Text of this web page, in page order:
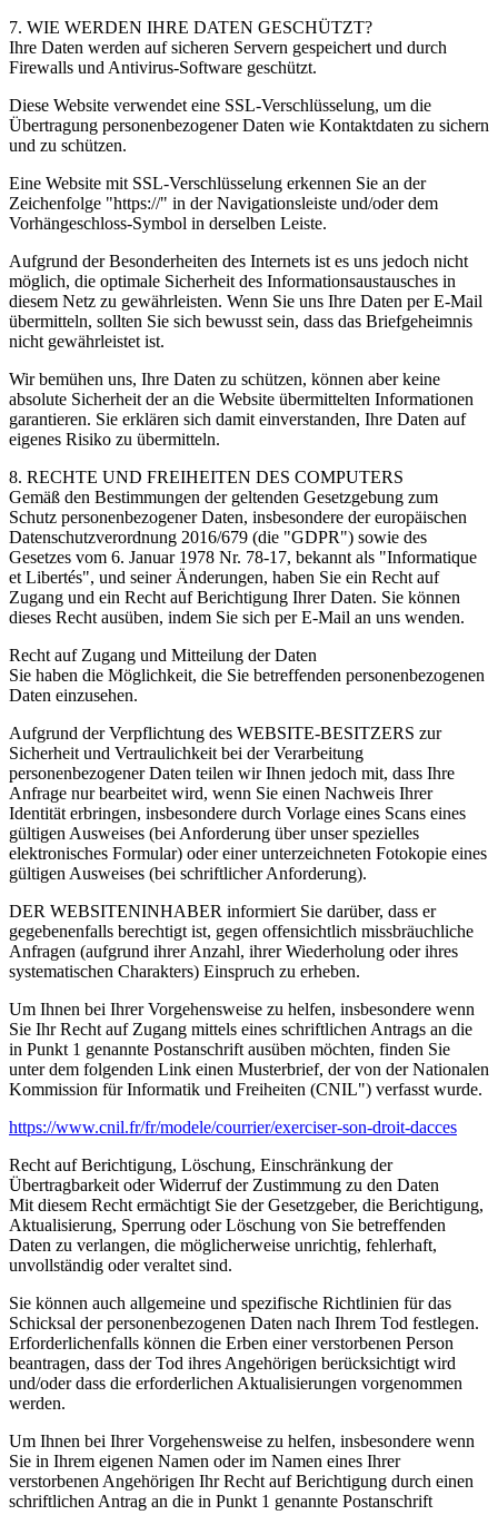
7. WIE WERDEN IHRE DATEN GESCHÜTZT?
Ihre Daten werden auf sicheren Servern gespeichert und durch
Firewalls und Antivirus-Software geschützt.
Diese Website verwendet eine SSL-Verschlüsselung, um die
Übertragung personenbezogener Daten wie Kontaktdaten zu sichern
und zu schützen.
Eine Website mit SSL-Verschlüsselung erkennen Sie an der
Zeichenfolge "https://" in der Navigationsleiste und/oder dem
Vorhängeschloss-Symbol in derselben Leiste.
Aufgrund der Besonderheiten des Internets ist es uns jedoch nicht
möglich, die optimale Sicherheit des Informationsaustausches in
diesem Netz zu gewährleisten. Wenn Sie uns Ihre Daten per E-Mail
übermitteln, sollten Sie sich bewusst sein, dass das Briefgeheimnis
nicht gewährleistet ist.
Wir bemühen uns, Ihre Daten zu schützen, können aber keine
absolute Sicherheit der an die Website übermittelten Informationen
garantieren. Sie erklären sich damit einverstanden, Ihre Daten auf
eigenes Risiko zu übermitteln.
8. RECHTE UND FREIHEITEN DES COMPUTERS
Gemäß den Bestimmungen der geltenden Gesetzgebung zum
Schutz personenbezogener Daten, insbesondere der europäischen
Datenschutzverordnung 2016/679 (die "GDPR") sowie des
Gesetzes vom 6. Januar 1978 Nr. 78-17, bekannt als "Informatique
et Libertés", und seiner Änderungen, haben Sie ein Recht auf
Zugang und ein Recht auf Berichtigung Ihrer Daten. Sie können
dieses Recht ausüben, indem Sie sich per E-Mail an uns wenden.
Recht auf Zugang und Mitteilung der Daten
Sie haben die Möglichkeit, die Sie betreffenden personenbezogenen
Daten einzusehen.
Aufgrund der Verpflichtung des WEBSITE-BESITZERS zur
Sicherheit und Vertraulichkeit bei der Verarbeitung
personenbezogener Daten teilen wir Ihnen jedoch mit, dass Ihre
Anfrage nur bearbeitet wird, wenn Sie einen Nachweis Ihrer
Identität erbringen, insbesondere durch Vorlage eines Scans eines
gültigen Ausweises (bei Anforderung über unser spezielles
elektronisches Formular) oder einer unterzeichneten Fotokopie eines
gültigen Ausweises (bei schriftlicher Anforderung).
DER WEBSITENINHABER informiert Sie darüber, dass er
gegebenenfalls berechtigt ist, gegen offensichtlich missbräuchliche
Anfragen (aufgrund ihrer Anzahl, ihrer Wiederholung oder ihres
systematischen Charakters) Einspruch zu erheben.
Um Ihnen bei Ihrer Vorgehensweise zu helfen, insbesondere wenn
Sie Ihr Recht auf Zugang mittels eines schriftlichen Antrags an die
in Punkt 1 genannte Postanschrift ausüben möchten, finden Sie
unter dem folgenden Link einen Musterbrief, der von der Nationalen
Kommission für Informatik und Freiheiten (CNIL") verfasst wurde.
https://www.cnil.fr/fr/modele/courrier/exerciser-son-droit-dacces
Recht auf Berichtigung, Löschung, Einschränkung der
Übertragbarkeit oder Widerruf der Zustimmung zu den Daten
Mit diesem Recht ermächtigt Sie der Gesetzgeber, die Berichtigung,
Aktualisierung, Sperrung oder Löschung von Sie betreffenden
Daten zu verlangen, die möglicherweise unrichtig, fehlerhaft,
unvollständig oder veraltet sind.
Sie können auch allgemeine und spezifische Richtlinien für das
Schicksal der personenbezogenen Daten nach Ihrem Tod festlegen.
Erforderlichenfalls können die Erben einer verstorbenen Person
beantragen, dass der Tod ihres Angehörigen berücksichtigt wird
und/oder dass die erforderlichen Aktualisierungen vorgenommen
werden.
Um Ihnen bei Ihrer Vorgehensweise zu helfen, insbesondere wenn
Sie in Ihrem eigenen Namen oder im Namen eines Ihrer
verstorbenen Angehörigen Ihr Recht auf Berichtigung durch einen
schriftlichen Antrag an die in Punkt 1 genannte Postanschrift